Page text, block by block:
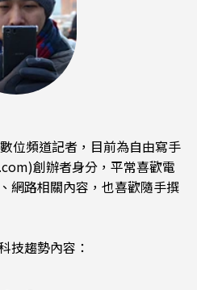
位頻道記者，目前為自由寫手
創辦者身分，平常喜歡電
網路相關內容，也喜歡隨手撰
技趨勢內容：